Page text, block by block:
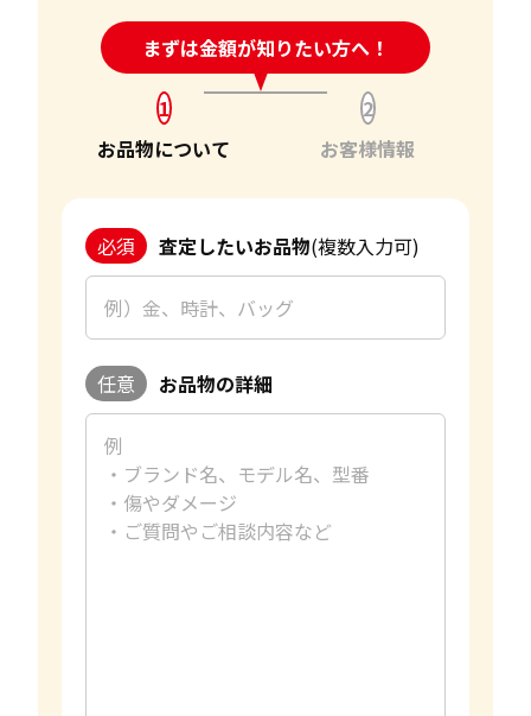
まずは金額が知りたい方へ！
24時間受付中!問い合わせフォーム
1
お品物について
2
お客様情報
必須 査定したいお品物(複数入力可)
任意 お品物の詳細